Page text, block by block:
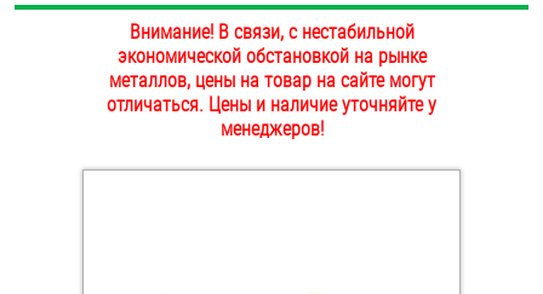
ОПЛАТА И ДОСТАВКА
НАШИ МАГАЗИНЫ
Дюбели
Внимание! В связи, с нестабильной
экономической обстановкой на рынке
металлов, цены на товар на сайте могут
отличаться. Цены и наличие уточняйте у
менеджеров!